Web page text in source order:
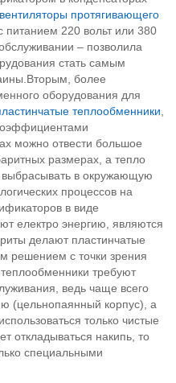
вентиляторы протягивающего
питанием 220 вольт или 380
– позволила
стать самым
более
оборудования для
теплообменники
можно отвести большое
размерах, а тепло
в окружающую
процессов на
в виде
електро энергию, являются
делают пластинчатые
решением с точки зрения
требуют
ведь чаще всего
(цельнопаянный корпус), а
только чистые
откладываться накипь, то
специальными